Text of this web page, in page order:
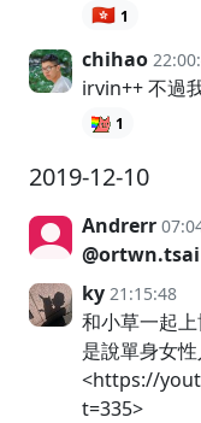
🇭🇰 1
chihao
irvin++ 不過
1
2019-12-10
Andrerr
@ortwn.tsai
ky 21:15:48
和小草一起
是說單身女
<https://
t=335>